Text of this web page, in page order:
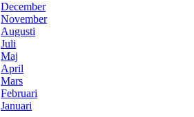
December
November
Augusti
Juli
Maj
April
Mars
Februari
Januari